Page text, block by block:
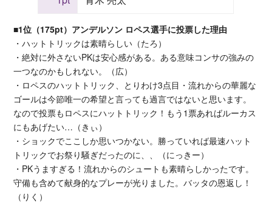
■1位（175pt）アンデルソン ロペス選手に投票した理由
・ハットトリックは素晴らしい（たろ）
・絶対に外さないPKは安心感がある。ある意味コンサの強みの
一つなのかもしれない。（広）
・ロペスのハットトリック、とりわけ3点目・流れからの華麗な
ゴールは今節唯一の希望と言っても過言ではないと思います。
なので投票もロペスにハットトリック！もう1票あればルーカス
にもあげたい…（きぃ）
・ショックでここしか思いつかない。勝っていれば最速ハット
トリックでお祭り騒ぎだったのに、、（にっきー）
・PKうますぎる！流れからのシュートも素晴らしかったです。
守備も含めて献身的なプレーが光りました。バッタの恩返し！
（りく）